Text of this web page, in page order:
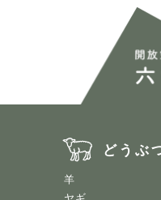
どうぶ
羊